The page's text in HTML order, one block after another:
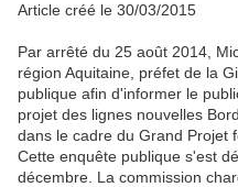
Article créé le 30/03/2015
Par arrêté du 25 août 2014,
région Aquitaine, préfet de la
publique afin d'informer le
projet des lignes nouvelles
dans le cadre du Grand Projet
Cette enquête publique s'est
décembre. La commission